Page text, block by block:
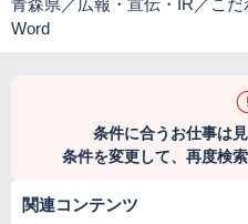
青森県／広報・宣伝・IR／こだ
Word
条件に合うお仕事は
条件を変更して、再度検
関連コンテンツ